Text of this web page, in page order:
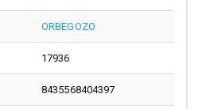
ORBEGOZO
17936
8435568404397